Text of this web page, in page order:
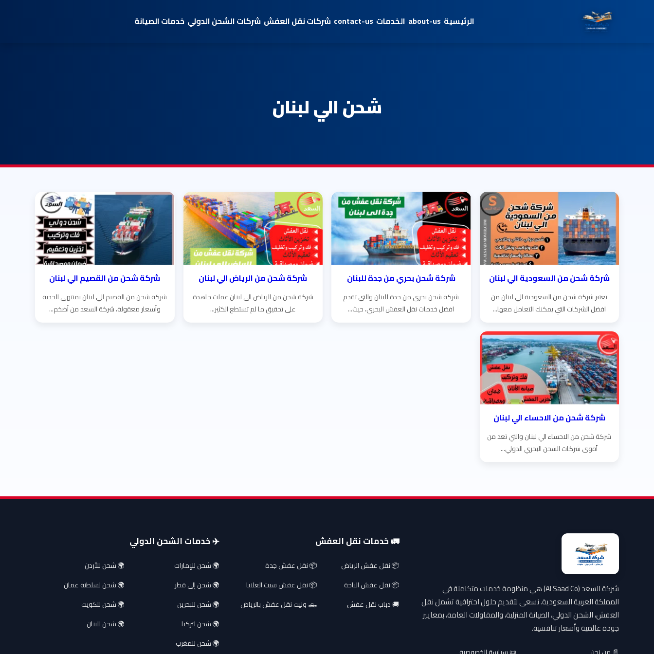
الرئيسية about-us الخدمات contact-us شركات نقل العفش شركات الشحن الدولي خدمات الصيانة
شحن الي لبنان
شركة شحن من السعودية الي لبنان
تعتبر شركة شحن من السعودية الي لبنان من
افضل الشركات التي يمكنك التعامل معها...
شركة شحن بحري من جدة للبنان
شركة شحن بحري من جدة للبنان والتي تقدم
افضل خدمات نقل العفش البحري، حيث...
شركة شحن من الرياض الي لبنان
شركة شحن من الرياض الي لبنان عملت جاهدة
على تحقيق ما لم تستطع الكثير...
شركة شحن من القصيم الي لبنان
شركة شحن من القصيم الي لبنان بمنتهى الجدية
وأسعار معقولة، شركة السعد من أضخم...
شركة شحن من الاحساء الي لبنان
شركة شحن من الاحساء الي لبنان والتي تعد من
أقوى شركات الشحن البحري الدولي...
شركة السعد (Al Saad Co) هي منظومة خدمات متكاملة في
المملكة العربية السعودية. نسعى لتقديم حلول احترافية تشمل نقل
العفش، الشحن الدولي، الصيانة المنزلية، والمقاولات العامة، بمعايير
جودة عالمية وأسعار تنافسية.
🚛 خدمات نقل العفش
📦 نقل عفش الرياض
📦 نقل عفش جدة
📦 نقل عفش الباحة
📦 نقل عفش سبت العلايا
🚚 دباب نقل عفش
🛻 ونيت نقل عفش بالرياض
✈️ خدمات الشحن الدولي
🌍 شحن للإمارات
🌍 شحن للأردن
🌍 شحن إلى قطر
🌍 شحن لسلطنة عمان
🌍 شحن للبحرين
🌍 شحن للكويت
🌍 شحن لتركيا
🌍 شحن للبنان
🌍 شحن للمغرب